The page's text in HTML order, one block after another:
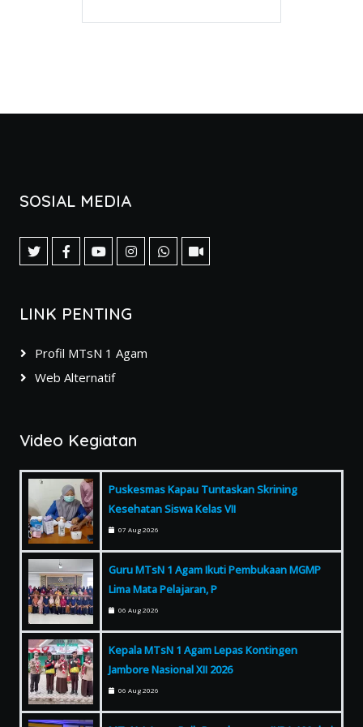
SOSIAL MEDIA
LINK PENTING
Profil MTsN 1 Agam
Web Alternatif
Video Kegiatan
Puskesmas Kapau Tuntaskan Skrining
Kesehatan Siswa Kelas VII
07 Aug 2026
Guru MTsN 1 Agam Ikuti Pembukaan MGMP
Lima Mata Pelajaran, P
06 Aug 2026
Kepala MTsN 1 Agam Lepas Kontingen
Jambore Nasional XII 2026
06 Aug 2026